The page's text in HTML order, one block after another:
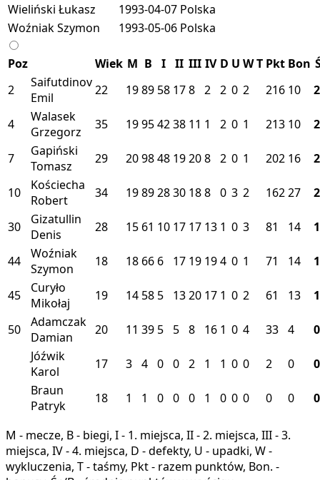
Wieliński Łukasz
1993-04-07 Polska
Woźniak Szymon
1993-05-06 Polska
Poz Wiek M B I II III IV D U WT Pkt Bon
2
Saifutdinov
Emil
22 1989 58 178 2 2 0 2 216 10
4
Walasek
Grzegorz
35 19954238 11 1 2 0 1 213 10
7
Gapiński
Tomasz
29 209848 19208 2 0 1 202 16
10
Kościecha
Robert
34 19892830 188 0 3 2 16227
30
Gizatullin
Denis
28 15 61 10 17 17 13 1 0 3 81 14
44
Woźniak
Szymon
18 18 66 6 17 19 194 0 1 71 14
45
Curyło
Mikołaj
19 14 58 5 1320 17 1 0 2 61 13
50
Adamczak
Damian
20 11 39 5 5 8 16 1 0 4 33 4
Jóźwik
Karol
17 3 4 0 0 2 1 1 0 0 2 0
Braun
Patryk
18 1 1 0 0 0 1 0 0 0 0 0
M - mecze, B - biegi, I - 1. miejsca, II - 2. miejsca, III - 3.
miejsca, IV - 4. miejsca, D - defekty, U - upadki, W -
wykluczenia, T - taśmy, Pkt - razem punktów, Bon. -